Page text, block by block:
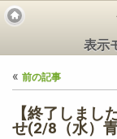
表示
« 前の記事
【終了しまし
せ(2/8（水）